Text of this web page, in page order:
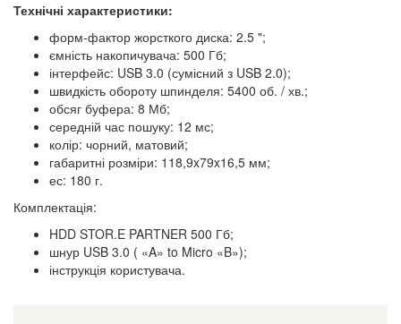
Технічні характеристики:
форм-фактор жорсткого диска: 2.5 ";
ємність накопичувача: 500 Гб;
інтерфейс: USB 3.0 (сумісний з USB 2.0);
швидкість обороту шпинделя: 5400 об. / хв.;
обсяг буфера: 8 Мб;
середній час пошуку: 12 мс;
колір: чорний, матовий;
габаритні розміри: 118,9x79x16,5 мм;
ес: 180 г.
Комплектація:
HDD STOR.E PARTNER 500 Гб;
шнур USB 3.0 ( «A» to Micro «B»);
інструкція користувача.